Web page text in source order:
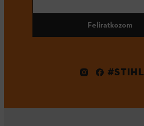
Feliratkozom
#STIHL